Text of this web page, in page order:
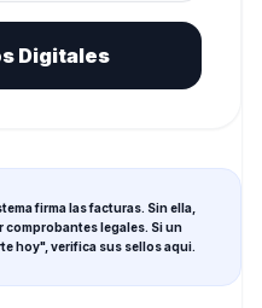
Digitales
firma las facturas. Sin ella,
comprobantes legales. Si un
hoy", verifica sus sellos aqui.